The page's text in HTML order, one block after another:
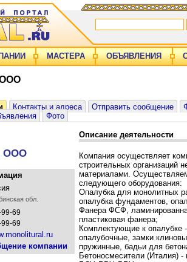
МАСТЕРА ОБЪЯВЛЕНИЯ
ООО
Контакты и адреса Отправить сообщение
Фото
ООО
обл.
69
69
компании
Описание деятельности
Компания осуществляет
строительных организаций
материалами.
следующего оборудования:
Опалубка для монолитных
опалубка фундаментов,
Фанера ФСФ,
пластиковая фанера;
Комплектующие к опалубке
опалубочные, замки
пружинные, бадьи для
Бетоносмесители (Италия) -